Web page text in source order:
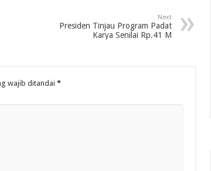
Next
Presiden Tinjau Program Padat
Karya Senilai Rp.41 M
wajib ditandai *